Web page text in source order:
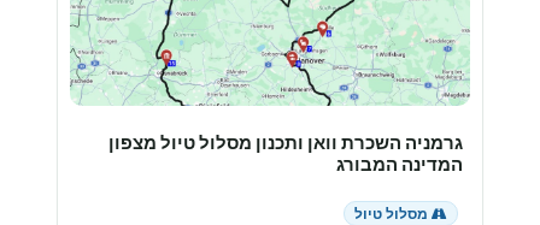
גרמניה השכרת וואן ותכנון מסלול טיול מצפון
המדינה המבורג
מסלול טיול